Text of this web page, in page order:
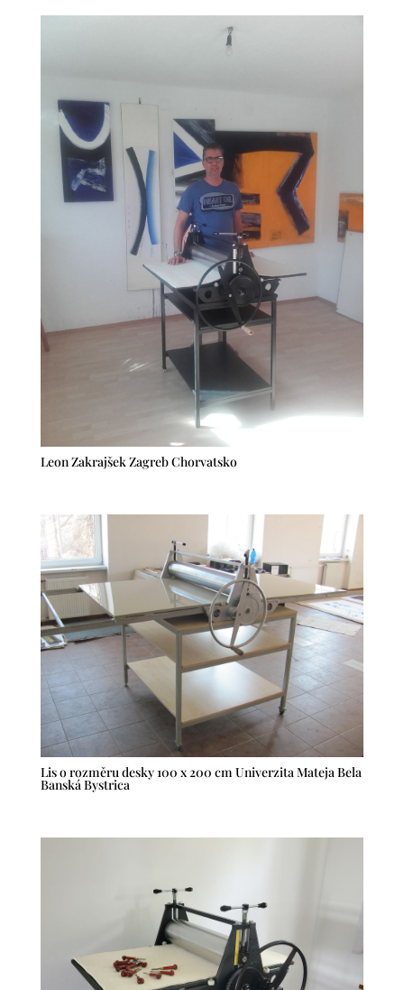
Leon Zakrajšek Zagreb Chorvatsko
Lis o rozměru desky 100 x 200 cm Univerzita Mateja Bela
Banská Bystrica